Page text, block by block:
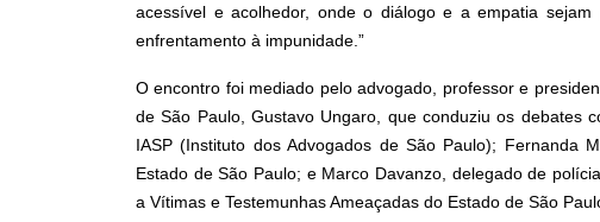
acessível e acolhedor, onde o diálogo e a empatia
enfrentamento à impunidade.”
O encontro foi mediado pelo advogado, professor e
de São Paulo, Gustavo Ungaro, que conduziu os debates
IASP (Instituto dos Advogados de São Paulo); Fernanda
Estado de São Paulo; e Marco Davanzo, delegado de
a Vítimas e Testemunhas Ameaçadas do Estado de São